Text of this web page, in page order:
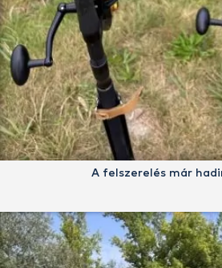
A felszerelés már